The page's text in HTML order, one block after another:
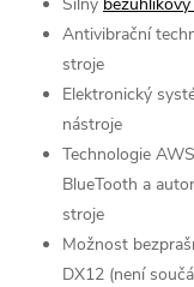
Antivibrační
stroje
Elektronický
nástroje
Technologie
BlueTooth a
stroje
Možnost
DX12 (není